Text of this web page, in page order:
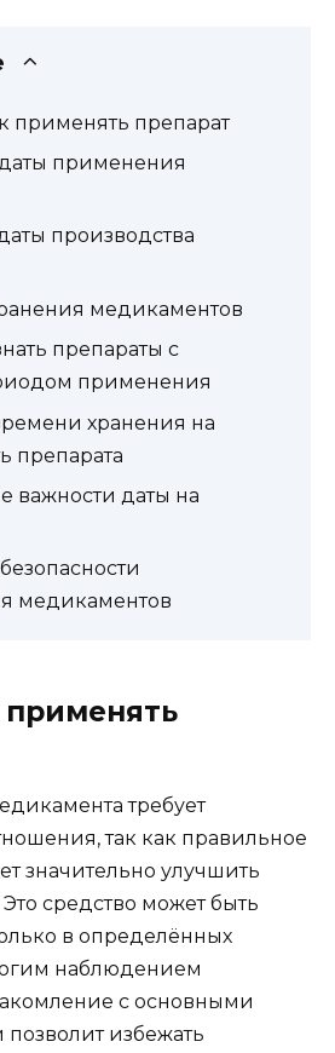
применять препарат
применения
производства
медикаментов
препараты с
применения
хранения на
препарата
важности даты на
медикаментов
применять
требует
так как правильное
значительно улучшить
средство может быть
в определённых
наблюдением
с основными
избежать